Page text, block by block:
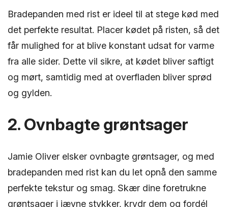
Bradepanden med rist er ideel til at stege kød med
det perfekte resultat. Placer kødet på risten, så det
får mulighed for at blive konstant udsat for varme
fra alle sider. Dette vil sikre, at kødet bliver saftigt
og mørt, samtidig med at overfladen bliver sprød
og gylden.
2. Ovnbagte grøntsager
Jamie Oliver elsker ovnbagte grøntsager, og med
bradepanden med rist kan du let opnå den samme
perfekte tekstur og smag. Skær dine foretrukne
grøntsager i jævne stykker, krydr dem og fordél